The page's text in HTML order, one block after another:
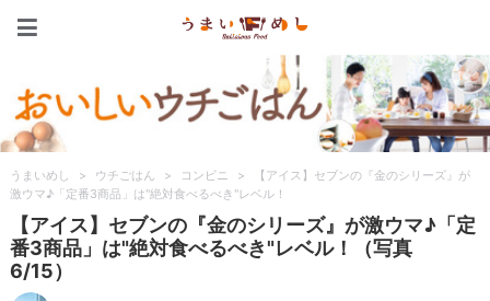
うまいめし > ウチごはん > コンビニ >
【アイス】セブンの『金のシリーズ』が
激ウマ♪「定番3商品」は"絶対食べるべき"レベル！
【アイス】セブンの『金のシリーズ』が激ウマ♪「定
番3商品」は"絶対食べるべき"レベル！（写真
6/15）